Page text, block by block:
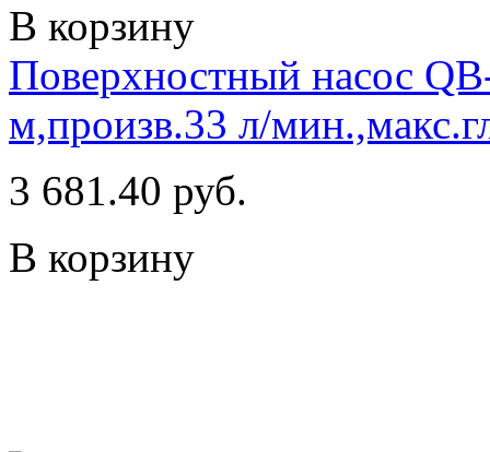
В корзину
Поверхностный насос
м,произв.33 л/
3 681.40 руб.
В корзину